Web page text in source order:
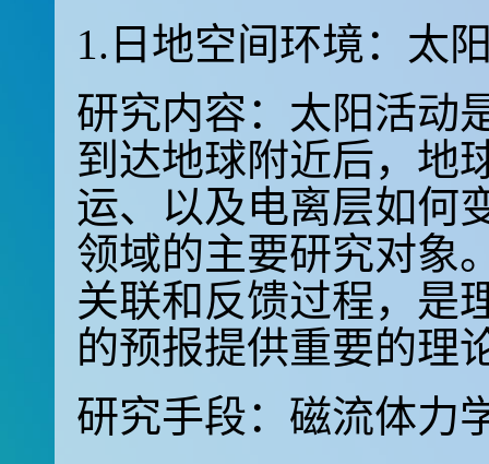
1.日地空间环境：太
研究内容：太阳活动
到达地球附近后，地
运、以及电离层如何
领域的主要研究对象
关联和反馈过程，是
的预报提供重要的理
研究手段：磁流体力